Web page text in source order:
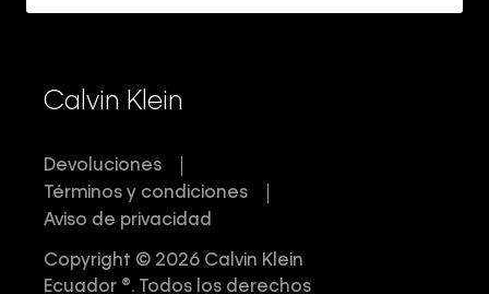
Calvin Klein
Devoluciones
Términos y condiciones
Aviso de privacidad
Copyright © 2026 Calvin Klein
Ecuador ®. Todos los derechos